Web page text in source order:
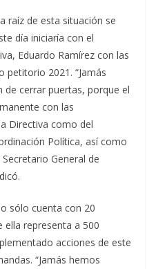
raíz de esta situación se
día iniciaría con el
Eduardo Ramírez con las
petitorio 2021. “Jamás
cerrar puertas, porque el
con las
Directiva como del
Política, así como
General de
sólo cuenta con 20
ella representa a 500
acciones de este
“Jamás hemos